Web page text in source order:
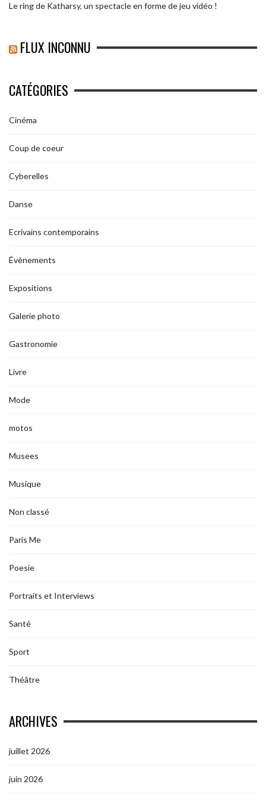
Le ring de Katharsy, un spectacle en forme de jeu vidéo !
FLUX INCONNU
CATÉGORIES
Cinéma
Coup de coeur
Cyberelles
Danse
Ecrivains contemporains
Évènements
Expositions
Galerie photo
Gastronomie
Livre
Mode
motos
Musees
Musique
Non classé
Paris Me
Poesie
Portraits et Interviews
Santé
Sport
Théâtre
ARCHIVES
juillet 2026
juin 2026